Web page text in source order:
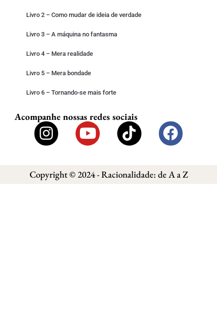
Livro 2 – Como mudar de ideia de verdade
Livro 3 – A máquina no fantasma
Livro 4 – Mera realidade
Livro 5 – Mera bondade
Livro 6 – Tornando-se mais forte
Acompanhe nossas redes sociais
Copyright © 2024 - Racionalidade: de A a Z